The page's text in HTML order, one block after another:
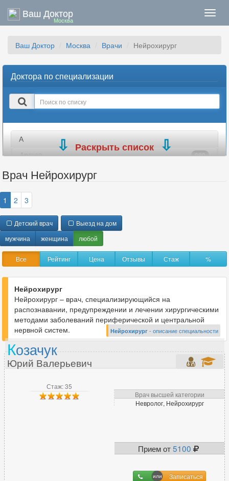
Ваш Доктор
Москва
Ваш Доктор Москва Врачи Нейрохирург
Доктора по специализации
Поиск
в
А
Акушер 990
Аллерголог
Ангиохирург
Андролог
Анестезиолог
Анестезиолог-реаниматолог
Аритмолог 32
Артролог 70
Б
Бариатрический хирург 33
В
Венеролог
Вертебролог 203
6
Врач функциональной диагностики 266
Раскрыть список
Врач Нейрохирург
1 2 3
Детский врач
Выезд на дом
мужчина
женщина любой
Все Рейтинг Цена Отзывы Стаж %
Нейрохирург
Нейрохирург – врач, специализирующийся на
распознавании, предупреждении и лечении хирургическими
методами заболеваний периферической и центральной
нервной систем.
Нейрохирург- описание специальности
Стаж: 35
Врач высшей категории
Невролог, Нейрохирург
Прием от5100
Записаться
Козачук
Юрий Валерьевич